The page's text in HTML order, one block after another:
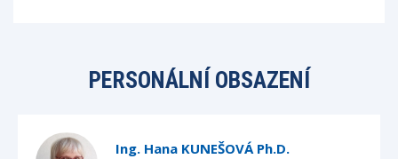
PERSONÁLNÍ OBSAZENÍ
Ing. Hana KUNEŠOVÁ Ph.D.